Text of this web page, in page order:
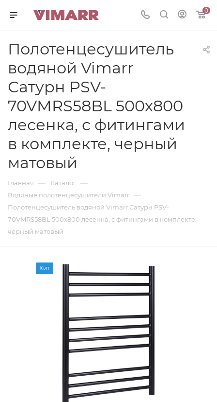
0
Полотенцесушитель
водяной Vimarr
Сатурн PSV-
70VMRS58BL 500х800
лесенка, с фитингами
в комплекте, черный
матовый
Главная — Каталог —
Водяные полотенцесушители Vimarr —
Полотенцесушитель водяной Vimarr Сатурн PSV-
70VMRS58BL 500х800 лесенка, с фитингами в комплекте,
черный матовый
Хит